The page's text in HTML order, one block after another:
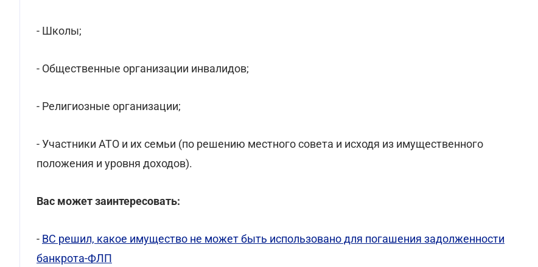
- Школы;
- Общественные организации инвалидов;
- Религиозные организации;
- Участники АТО и их семьи (по решению местного совета и исходя из имущественного
положения и уровня доходов).
Вас может заинтересовать:
- ВС решил, какое имущество не может быть использовано для погашения задолженности
банкрота-ФЛП